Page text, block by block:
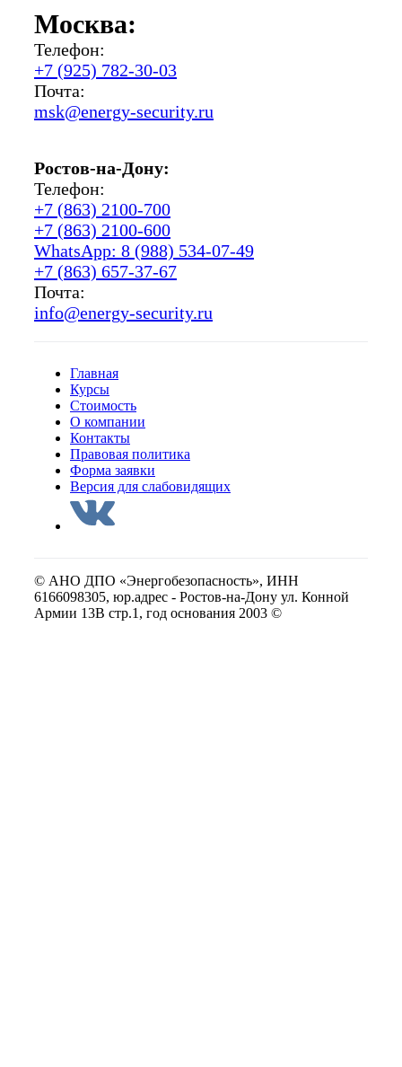
Москва:
Телефон:
+7 (925) 782-30-03
Почта:
msk@energy-security.ru
Ростов-на-Дону:
Телефон:
+7 (863) 2100-700
+7 (863) 2100-600
WhatsApp: 8 (988) 534-07-49
+7 (863) 657-37-67
Почта:
info@energy-security.ru
Главная
Курсы
Стоимость
О компании
Контакты
Правовая политика
Форма заявки
Версия для слабовидящих
© АНО ДПО «Энергобезопасность», ИНН
6166098305, юр.адрес - Ростов-на-Дону ул. Конной
Армии 13В стр.1, год основания 2003 ©